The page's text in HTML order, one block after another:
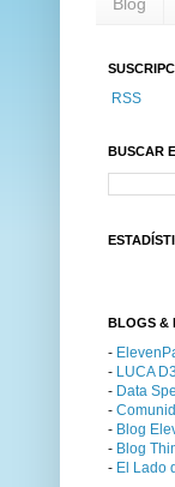
Blog
RSS
BUSCAR
BLOGS &
-
- LUCA D3
- Data
-
- Blog
- Blog
- El Lado